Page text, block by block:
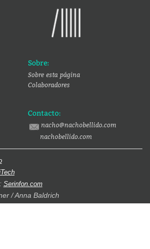
Sobre:
Sobre esta página
Colaboradores
Contacto:
nacho@nachobellido.com
nachobellido.com
Serinfon.com
/ Anna Baldrich